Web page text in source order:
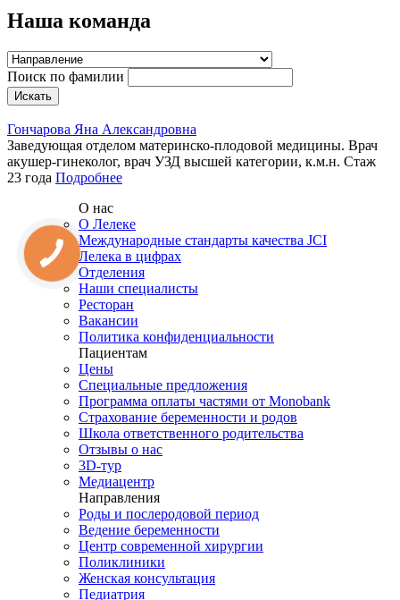
Наша команда
Поиск по фамилии
Гончарова Яна Александровна
Заведующая отделом материнско-плодовой медицины. Врач
акушер-гинеколог, врач УЗД высшей категории, к.м.н. Стаж
23 года Подробнее
О нас
О Лелеке
Международные стандарты качества JCI
Лелека в цифрах
Отделения
Наши специалисты
Ресторан
Вакансии
Политика конфиденциальности
Пациентам
Цены
Специальные предложения
Программа оплаты частями от Monobank
Страхование беременности и родов
Школа ответственного родительства
Отзывы о нас
3D-тур
Медиацентр
Направления
Роды и послеродовой период
Ведение беременности
Центр современной хирургии
Поликлиники
Женская консультация
Педиатрия